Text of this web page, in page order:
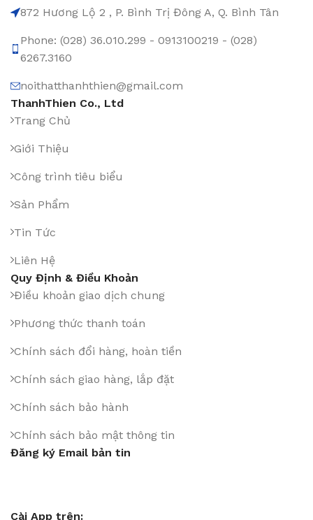
872 Hương Lộ 2 , P. Bình Trị Đông A, Q. Bình Tân
Phone: (028) 36.010.299 - 0913100219 - (028)
6267.3160
noithatthanhthien@gmail.com
ThanhThien Co., Ltd
Trang Chủ
Giới Thiệu
Công trình tiêu biểu
Sản Phẩm
Tin Tức
Liên Hệ
Quy Định & Điều Khoản
Điều khoản giao dịch chung
Phương thức thanh toán
Chính sách đổi hàng, hoàn tiền
Chính sách giao hàng, lắp đặt
Chính sách bảo hành
Chính sách bảo mật thông tin
Đăng ký Email bản tin
Cài App trên: